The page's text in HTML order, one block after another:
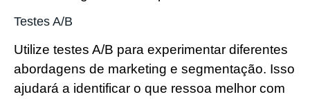
Testes A/B
Utilize testes A/B para experimentar diferentes
abordagens de marketing e segmentação. Isso
ajudará a identificar o que ressoa melhor com